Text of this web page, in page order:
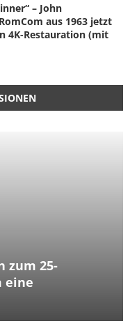
– John
aus 1963 jetzt
4K-Restauration (mit
zum 25-
eine